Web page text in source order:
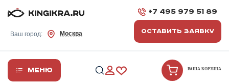
Ваш город: Москва
+7 495 979 51 89
ОСТАВИТЬ ЗАЯВКУ
Меню ВАША КОРЗИНА